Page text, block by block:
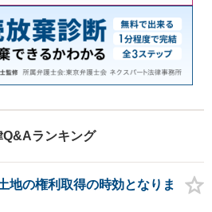
Q&Aランキング
地の権利取得の時効となりま